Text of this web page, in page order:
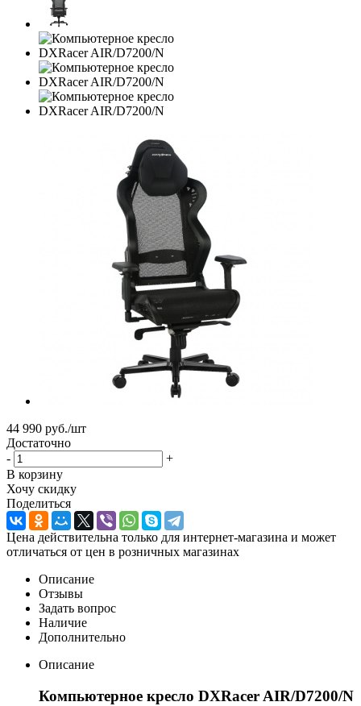
44 990 руб./шт
Достаточно
-
+
В корзину
Хочу скидку
Поделиться
Цена действительна только для интернет-магазина и может
отличаться от цен в розничных магазинах
Описание
Отзывы
Задать вопрос
Наличие
Дополнительно
Описание
Компьютерное кресло DXRacer AIR/D7200/N